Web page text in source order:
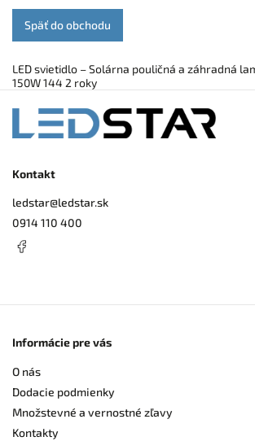
Späť do obchodu
LED svietidlo – Solárna pouličná a záhradná
150W 144 2 roky
Kontakt
ledstar@ledstar.sk
0914 110 400
Informácie pre vás
O nás
Dodacie podmienky
Množstevné a vernostné zľavy
Kontakty